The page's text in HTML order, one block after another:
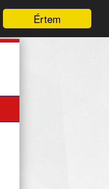
Értem